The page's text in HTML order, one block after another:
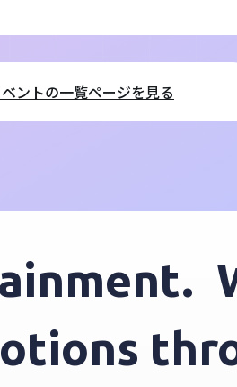
ントの一覧ページを見る